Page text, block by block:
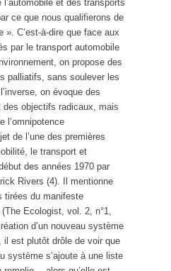
l’automobile et des transports
ce que nous qualifierons de
». C’est-à-dire que face aux
par le transport automobile
on propose des
palliatifs, sans soulever les
on évoque des
objectifs radicaux, mais
l’omnipotence
de l’une des premières
le transport et
des années 1970 par
Rivers (4). Il mentionne
tirées du manifeste
Ecologist, vol. 2, n°1,
d’un nouveau système
est plutôt drôle de voir que
système s’ajoute à une liste